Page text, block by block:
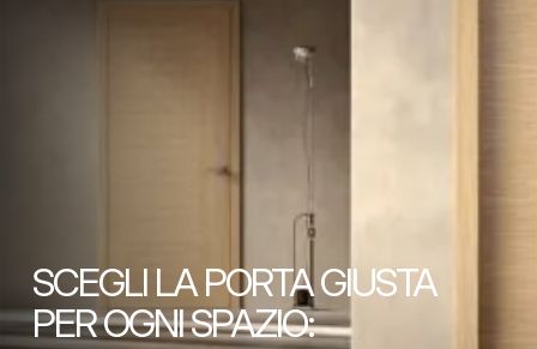
SCEGLI LA PORTA GIUSTA
PER OGNI SPAZIO: